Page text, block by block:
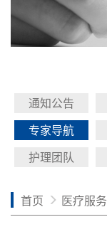
通知公告
专家导航
护理团队
首页 医疗服务